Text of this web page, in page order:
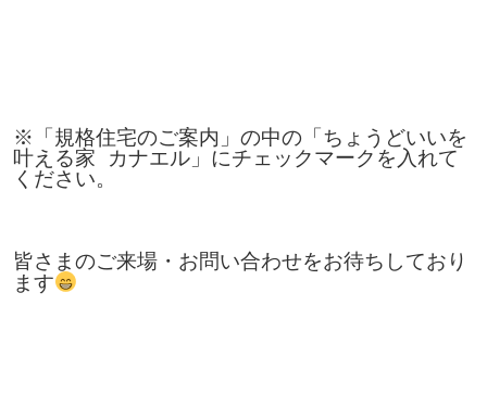
※「規格住宅のご案内」の中の「ちょうどいいを
叶える家 カナエル」にチェックマークを入れて
ください。
皆さまのご来場・お問い合わせをお待ちしており
ます